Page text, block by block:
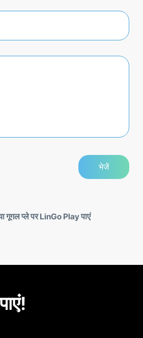
गूगल प्ले पर LinGo Play पाएं